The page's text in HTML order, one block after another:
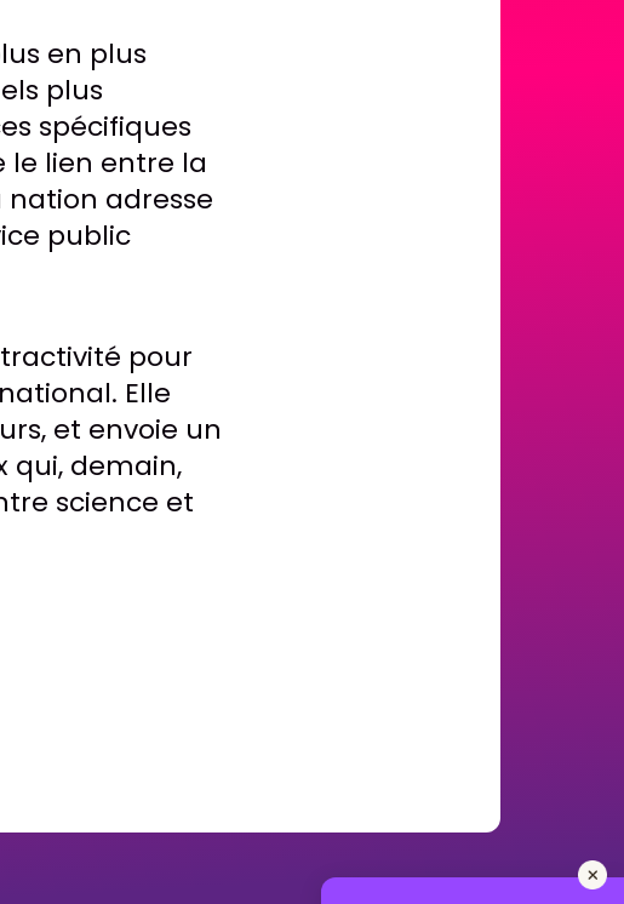
en plus
plus
spécifiques
le lien entre la
nation adresse
public
pour
Elle
et envoie un
qui, demain,
science et